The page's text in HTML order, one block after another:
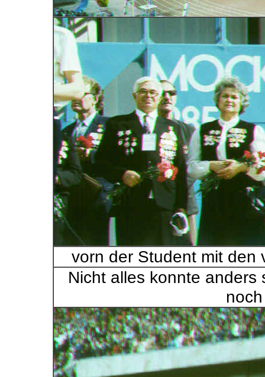
vorn der Student mit den
Nicht alles konnte